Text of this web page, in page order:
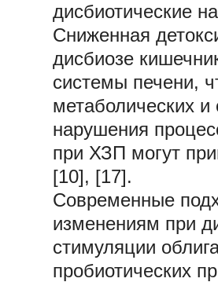
дисбиотические
Сниженная
дисбиозе
системы печени,
метаболических
нарушения
при ХЗП могут
[10], [17].
Современные
изменениям при
стимуляции
пробиотических